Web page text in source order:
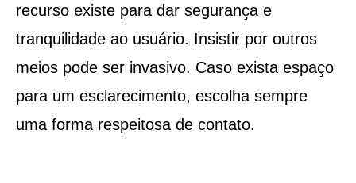
recurso existe para dar segurança e
tranquilidade ao usuário. Insistir por outros
meios pode ser invasivo. Caso exista espaço
para um esclarecimento, escolha sempre
uma forma respeitosa de contato.